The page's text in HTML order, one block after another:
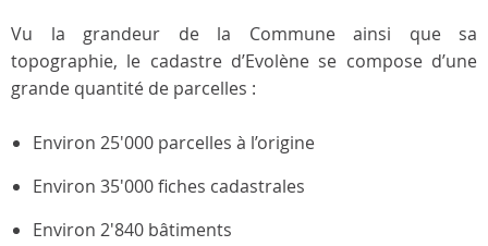
Vu la grandeur de la Commune ainsi que sa
topographie, le cadastre d’Evolène se compose d’une
grande quantité de parcelles :
Environ 25'000 parcelles à l’origine
Environ 35'000 fiches cadastrales
Environ 2'840 bâtiments